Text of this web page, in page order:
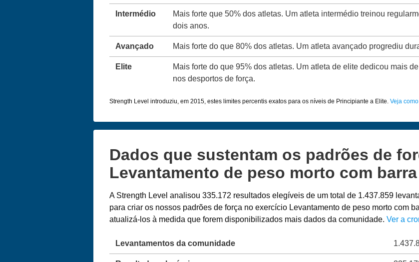
Intermédio
Mais forte que 50% dos atletas. Um atleta intermédio treinou
dois anos.
Avançado Mais forte do que 80% dos atletas. Um atleta avançado progrediu
Elite
Mais forte do que 95% dos atletas. Um atleta de elite dedicou mais
nos desportos de força.
Strength Level introduziu, em 2015, estes limites percentis exatos para os níveis de Principiante a Elite. Veja
Dados que sustentam os padrões de
Levantamento de peso morto com
A Strength Level analisou 335.172 resultados elegíveis de um total de 1.437.859
para criar os nossos padrões de força no exercício Levantamento de peso morto com
atualizá-los à medida que forem disponibilizados mais dados da comunidade. Ver a
Levantamentos da comunidade